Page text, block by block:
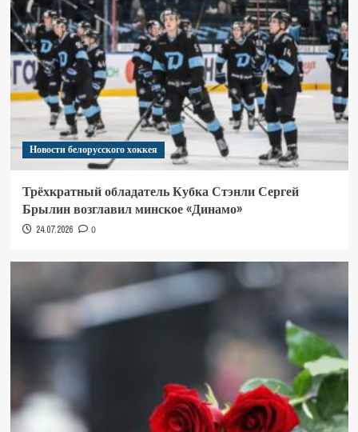
Новости белорусского хоккея
Трёхкратный обладатель Кубка Стэнли Сергей
Брылин возглавил минское «Динамо»
24.07.2026 0